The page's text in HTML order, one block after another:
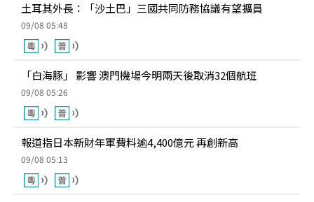
土耳其外長：「沙土巴」三國共同防務協議有望擴員
09/08 05:48
「白海豚」 影響 澳門機場今明兩天後取消32個航班
09/08 05:26
報道指日本新財年軍費料逾4,400億元 再創新高
09/08 05:13